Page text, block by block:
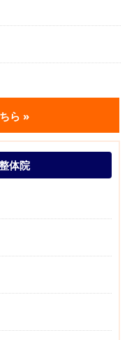
ら »
体院